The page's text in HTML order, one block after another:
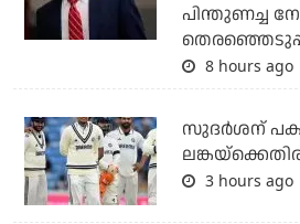
പിന്തുണച്ച
8 hours ago
സുദര്‍ശന്
3 hours ago